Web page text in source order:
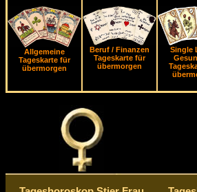
Allgemeine
Tageskarte für
übermorgen
Beruf / Finanzen
Tageskarte für
übermorgen
Single